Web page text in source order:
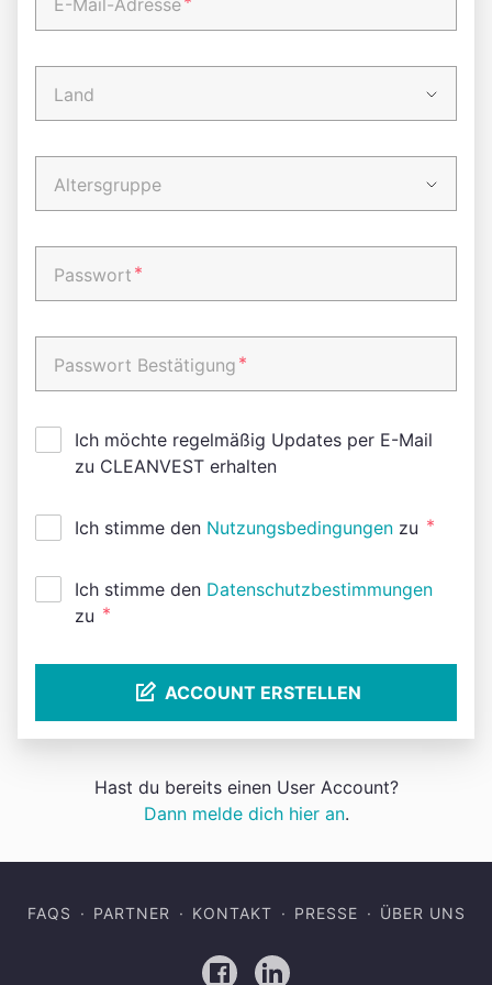
E-Mail-Adresse
Land
Altersgruppe
Passwort *
Passwort Bestätigung *
Ich möchte regelmäßig Updates per E-Mail
zu CLEANVEST erhalten
Ich stimme den Nutzungsbedingungen zu *
Ich stimme den Datenschutzbestimmungen
zu *
ACCOUNT ERSTELLEN
Hast du bereits einen User Account?
Dann melde dich hier an.
FAQS PARTNER KONTAKT PRESSE ÜBER UNS